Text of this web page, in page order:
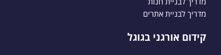
מדריך לבניית אתרים
קידום אורגני בגוגל